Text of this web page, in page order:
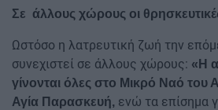
Σε άλλους χώρους οι
Ωστόσο η λατρευτική ζωή την
συνεχιστεί σε άλλους χώρους: «Η
γίνονται όλες στο Μικρό Ναό του
Αγία Παρασκευή, ενώ τα επίσημα